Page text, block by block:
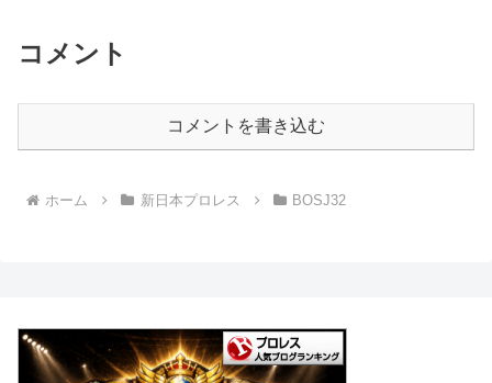
コメント
コメントを書き込む
ホーム 新日本プロレス BOSJ32